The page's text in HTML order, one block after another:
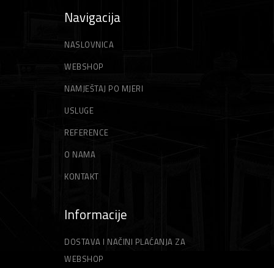
Navigacija
NASLOVNICA
WEBSHOP
NAMJEŠTAJ PO MJERI
USLUGE
REFERENCE
O NAMA
KONTAKT
Informacije
DOSTAVA I NAČINI PLAĆANJA ZA
WEBSHOP